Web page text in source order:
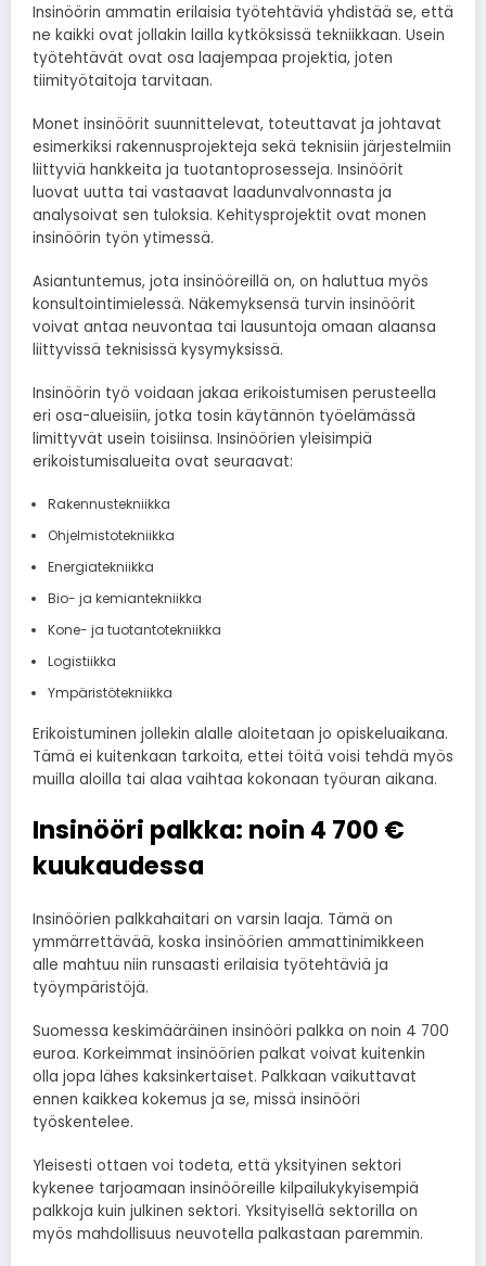
Insinöörin ammatin erilaisia työtehtäviä yhdistää se, että
ne kaikki ovat jollakin lailla kytköksissä tekniikkaan. Usein
työtehtävät ovat osa laajempaa projektia, joten
tiimityötaitoja tarvitaan.
Monet insinöörit suunnittelevat, toteuttavat ja johtavat
esimerkiksi rakennusprojekteja sekä teknisiin järjestelmiin
liittyviä hankkeita ja tuotantoprosesseja. Insinöörit
luovat uutta tai vastaavat laadunvalvonnasta ja
analysoivat sen tuloksia. Kehitysprojektit ovat monen
insinöörin työn ytimessä.
Asiantuntemus, jota insinööreillä on, on haluttua myös
konsultointimielessä. Näkemyksensä turvin insinöörit
voivat antaa neuvontaa tai lausuntoja omaan alaansa
liittyvissä teknisissä kysymyksissä.
Insinöörin työ voidaan jakaa erikoistumisen perusteella
eri osa-alueisiin, jotka tosin käytännön työelämässä
limittyvät usein toisiinsa. Insinöörien yleisimpiä
erikoistumisalueita ovat seuraavat:
Rakennustekniikka
Ohjelmistotekniikka
Energiatekniikka
Bio- ja kemiantekniikka
Kone- ja tuotantotekniikka
Logistiikka
Ympäristötekniikka
Erikoistuminen jollekin alalle aloitetaan jo opiskeluaikana.
Tämä ei kuitenkaan tarkoita, ettei töitä voisi tehdä myös
muilla aloilla tai alaa vaihtaa kokonaan työuran aikana.
Insinööri palkka: noin 4 700 €
kuukaudessa
Insinöörien palkkahaitari on varsin laaja. Tämä on
ymmärrettävää, koska insinöörien ammattinimikkeen
alle mahtuu niin runsaasti erilaisia työtehtäviä ja
työympäristöjä.
Suomessa keskimääräinen insinööri palkka on noin 4 700
euroa. Korkeimmat insinöörien palkat voivat kuitenkin
olla jopa lähes kaksinkertaiset. Palkkaan vaikuttavat
ennen kaikkea kokemus ja se, missä insinööri
työskentelee.
Yleisesti ottaen voi todeta, että yksityinen sektori
kykenee tarjoamaan insinööreille kilpailukykyisempiä
palkkoja kuin julkinen sektori. Yksityisellä sektorilla on
myös mahdollisuus neuvotella palkastaan paremmin.